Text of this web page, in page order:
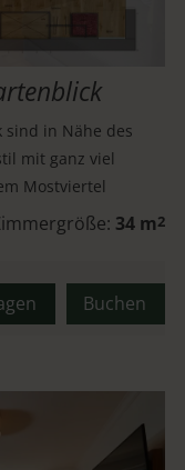
sind in Nähe des
mit ganz viel
Mostviertel
34 m2
Buchen